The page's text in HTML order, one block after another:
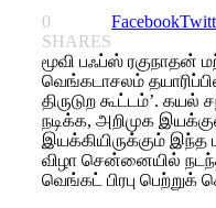
0
SHARES
Facebook
மூவி பஃப்ஸ் ரகுநாதன்
வெங்கடாசலம்
திருடுற கூட்டம்’.
நடிக்க, அறிமுக
இயக்கியிருக்கும்
விழா சென்னையில்
வெங்கட் பிரபு